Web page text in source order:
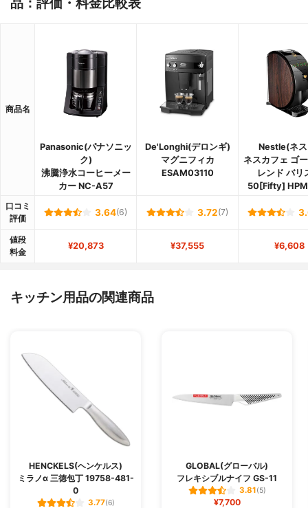
商品名
Panasonic(パナソニッ
ク)
沸騰浄水コーヒーメー
カー NC-A57
De'Longhi(デロンギ)
マグニフィカ
ESAM03110
Nestle(ネ
ネスカフェ ゴ
レンド バリ
50[Fifty]
口コミ
評価
3.64(6) 3.72(7)
値段
料金
¥20,873 ¥37,555 ¥6,608
キッチン用品の関連商品
HENCKELS(ヘンケルス)
ミラノα 三徳包丁 19758-481-
0
3.77(6)
GLOBAL(グローバル)
フレキシブルナイフ GS-11
3.81(5)
¥7,700